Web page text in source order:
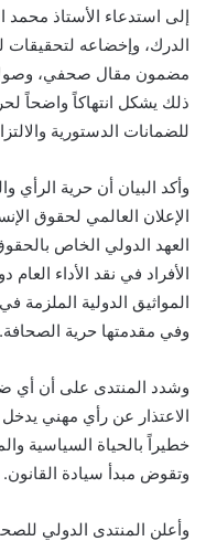
إلى استدعاء الأستاذ محمد
الدرك، وإخضاعه لتحقيقات
مضمون مقال صحفي، وصولاً
ذلك يشكل انتهاكاً واضحاً
للضمانات الدستورية
الإعلان العالمي لحقوق
العهد الدولي الخاص
الأفراد في نقد الأداء
المواثيق الدولية الملزمة
وفي مقدمتها حرية الصحافة.
وشدد المنتدى على أن أي
الاعتذار عن رأي مهني
خطيراً بالحياة السياسية
وتقوض مبدأ سيادة القانون.
وأعلن المنتدى الدولي